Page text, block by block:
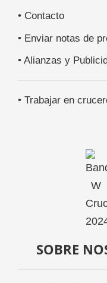
• Contacto
• Enviar notas de
• Alianzas y
• Trabajar en
SOBRE